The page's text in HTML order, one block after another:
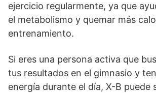
ejercicio regularmente, ya que
el metabolismo y quemar más
entrenamiento.
Si eres una persona activa que
tus resultados en el gimnasio y
energía durante el día, X-B puede